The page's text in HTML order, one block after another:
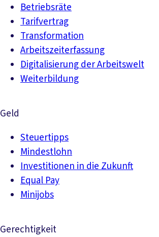
Betriebsräte
Tarifvertrag
Transformation
Arbeitszeiterfassung
Digitalisierung der Arbeitswelt
Weiterbildung
Geld
Steuertipps
Mindestlohn
Investitionen in die Zukunft
Equal Pay
Minijobs
Gerechtigkeit